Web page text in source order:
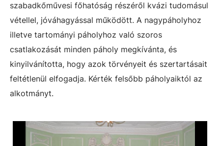
szabadkőművesi főhatóság részéről kvázi tudomásul
vétellel, jóváhagyással működött. A nagypáholyhoz
illetve tartományi páholyhoz való szoros
csatlakozását minden páholy megkívánta, és
kinyilvánította, hogy azok törvényeit és szertartásait
feltétlenül elfogadja. Kérték felsőbb páholyaiktól az
alkotmányt.